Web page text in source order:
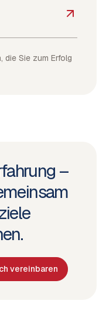
die Sie zum Erfolg
–
vereinbaren